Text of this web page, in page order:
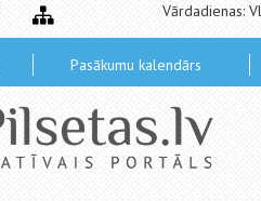
Vārdadienas:
Pasākumu kalendārs